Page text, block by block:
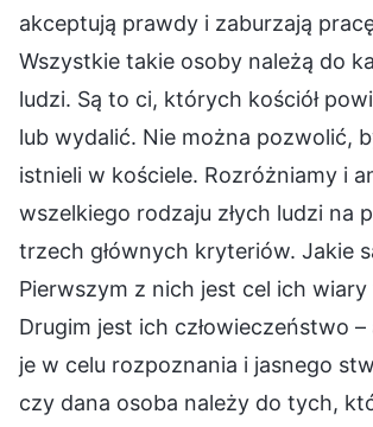
akceptują prawdy i zaburzają
Wszystkie takie osoby należą do
ludzi. Są to ci, których kościół
lub wydalić. Nie można pozwolić,
istnieli w kościele. Rozróżniamy i
wszelkiego rodzaju złych ludzi na
trzech głównych kryteriów. Jakie
Pierwszym z nich jest cel ich wiary
Drugim jest ich człowieczeństwo –
je w celu rozpoznania i jasnego
czy dana osoba należy do tych,